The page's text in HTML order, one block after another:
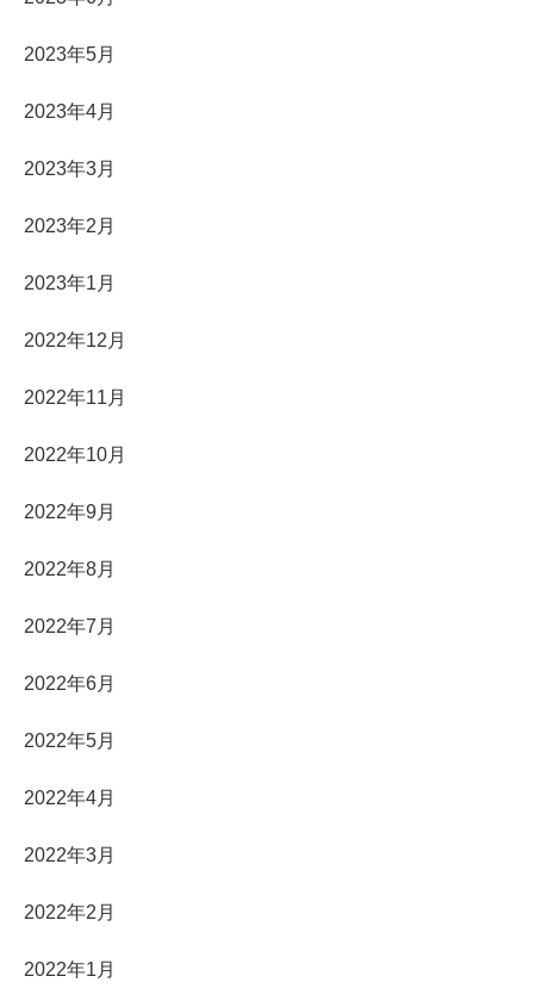
2023年5月
2023年4月
2023年3月
2023年2月
2023年1月
2022年12月
2022年11月
2022年10月
2022年9月
2022年8月
2022年7月
2022年6月
2022年5月
2022年4月
2022年3月
2022年2月
2022年1月